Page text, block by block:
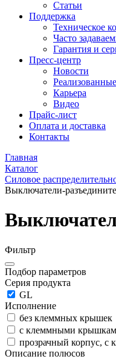
Статьи
Поддержка
Техническое
Часто
Гарантия и
Пресс-центр
Новости
Карьера
Видео
Прайс-лист
Оплата и доставка
Контакты
Главная
Каталог
Силовое
Выключатели-
Фильтр
Подбор параметров
Серия продукта
GL
Исполнение
без клеммных крышек
с клеммными
прозрачный корпус,
Описание полюсов